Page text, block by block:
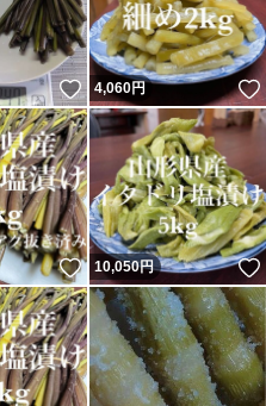
いいね！
4,060円
いいね！
10,050円